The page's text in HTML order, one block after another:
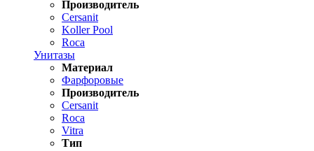
Производитель
Cersanit
Koller Pool
Roca
Унитазы
Материал
Фарфоровые
Производитель
Cersanit
Roca
Vitra
Тип